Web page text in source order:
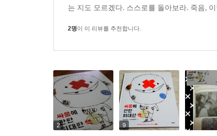
는 지도 모르겠다. 스스로를 돌아보라. 죽음,
2명이 이 리뷰를 추천합니다.
2 9